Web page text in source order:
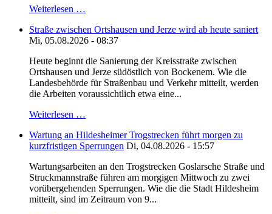
Weiterlesen …
Straße zwischen Ortshausen und Jerze wird ab heute saniert
Mi, 05.08.2026 - 08:37
Heute beginnt die Sanierung der Kreisstraße zwischen
Ortshausen und Jerze südöstlich von Bockenem. Wie die
Landesbehörde für Straßenbau und Verkehr mitteilt, werden
die Arbeiten voraussichtlich etwa eine...
Weiterlesen …
Wartung an Hildesheimer Trogstrecken führt morgen zu
kurzfristigen Sperrungen Di, 04.08.2026 - 15:57
Wartungsarbeiten an den Trogstrecken Goslarsche Straße und
Struckmannstraße führen am morgigen Mittwoch zu zwei
vorübergehenden Sperrungen. Wie die die Stadt Hildesheim
mitteilt, sind im Zeitraum von 9...